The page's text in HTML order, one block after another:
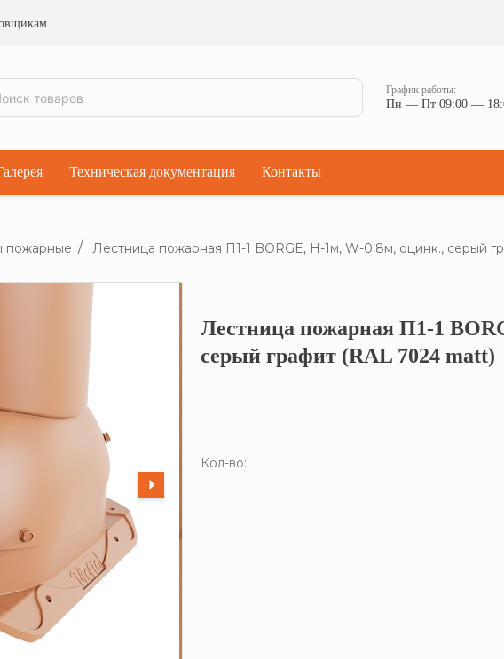
График работы:
Пн — Пт 09:00 —
Техническая документация Контакты
пожарные Лестница пожарная П1-1 BORGE, Н-1м, W-0.8м, оцинк., серый
Кликните, чтобы
Лестница пожарная П1-1
серый графит (RAL 7024 matt)
Кол-во: